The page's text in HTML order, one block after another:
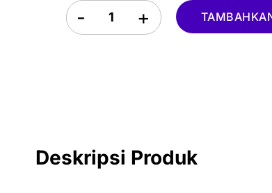
IDR (Rp)
Nepal eSIM quantity
Deskripsi Produk